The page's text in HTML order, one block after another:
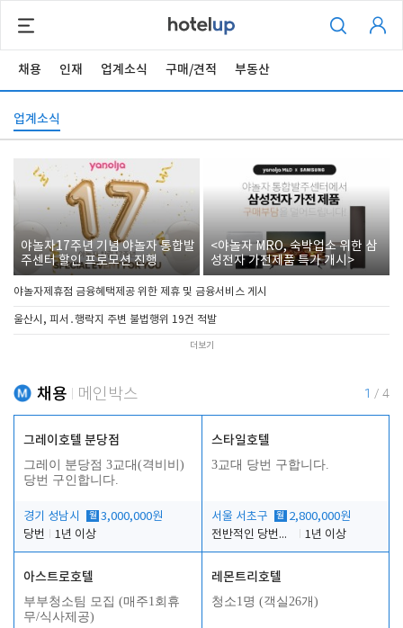
채용 인재 업계소식 구매/견적 부동산
업계소식
야놀자17주년 기념 야놀자 통합발
주센터 할인 프로모션 진행
<야놀자 MRO, 숙박업소 위한 삼
성전자 가전제품 특가 개시>
야놀자제휴점 금융혜택제공 위한 제휴 및 금융서비스 게시
울산시, 피서․행락지 주변 불법행위 19건 적발
더보기
채용 메인박스 1 / 4
그레이호텔 분당점
그레이 분당점 3교대(격비비)
당번 구인합니다.
경기 성남시 월 3,000,000원
당번
1년 이상
스타일호텔
3교대 당번 구합니다.
서울 서초구 월 2,800,000원
전반적인 당번업무
1년 이상
아스트로호텔
부부청소팀 모집 (매주1회휴
무/식사제공)
레몬트리호텔
청소1명 (객실26개)